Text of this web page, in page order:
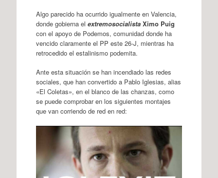
Algo parecido ha ocurrido igualmente en Valencia,
donde gobierna el extremosocialista Ximo Puig
con el apoyo de Podemos, comunidad donde ha
vencido claramente el PP este 26-J, mientras ha
retrocedido el estalinismo podemita.
Ante esta situación se han incendiado las redes
sociales, que han convertido a Pablo Iglesias, alias
«El Coletas», en el blanco de las chanzas, como
se puede comprobar en los siguientes montajes
que van corriendo de red en red: